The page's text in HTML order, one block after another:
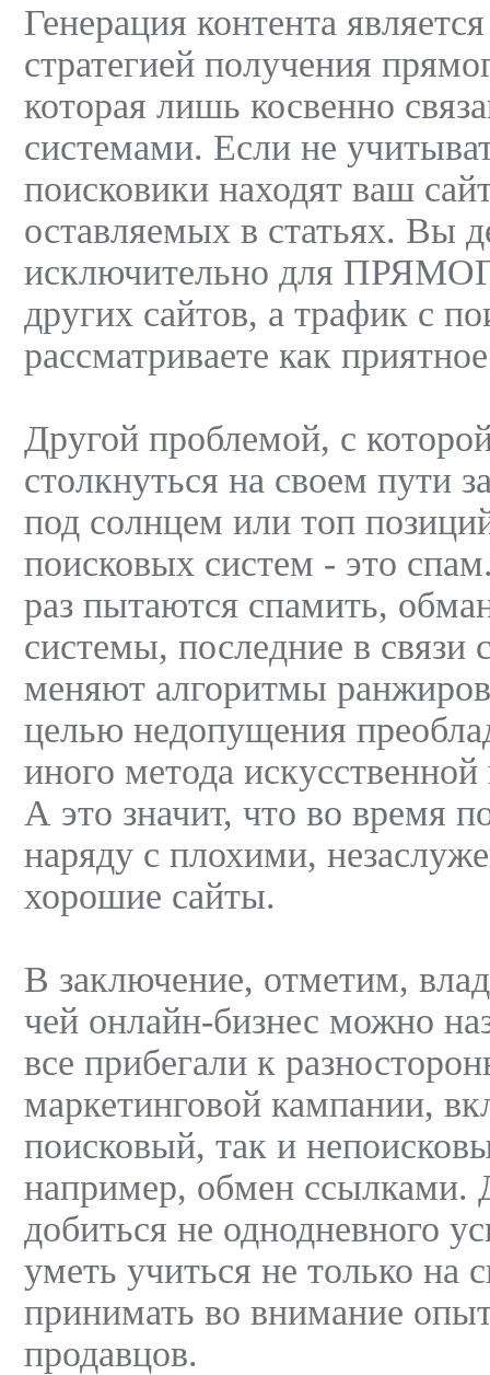
Генерация контента
стратегией получения
которая лишь косвенно
системами. Если не
поисковики находят ваш
оставляемых в статьях. Вы
исключительно для
других сайтов, а трафик с
рассматриваете как
Другой проблемой, с
столкнуться на своем пути
под солнцем или топ
поисковых систем - это
раз пытаются спамить,
системы, последние в связи
меняют алгоритмы
целью недопущения
иного метода
А это значит, что во время
наряду с плохими,
хорошие сайты.
В заключение, отметим,
чей онлайн-бизнес можно
все прибегали к
маркетинговой кампании,
поисковый, так и
например, обмен ссылками.
добиться не однодневного
уметь учиться не только на
принимать во внимание
продавцов.